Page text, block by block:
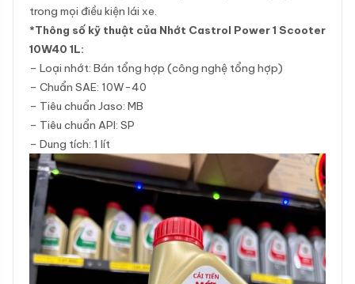
trong mọi điều kiện lái xe.
*Thông số kỹ thuật của Nhớt Castrol Power 1 Scooter
10W40 1L:
– Loại nhớt: Bán tổng hợp (công nghệ tổng hợp)
– Chuẩn SAE: 10W-40
– Tiêu chuẩn Jaso: MB
– Tiêu chuẩn API: SP
– Dung tích: 1 lít